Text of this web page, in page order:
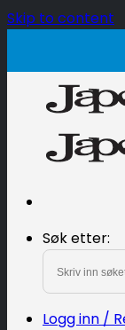
Skip to content
Søk etter:
Logg inn /